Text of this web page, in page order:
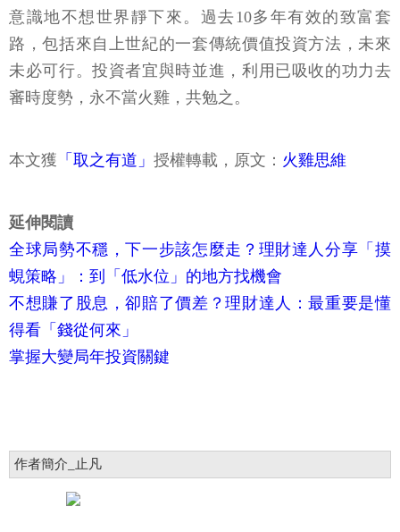
意識地不想世界靜下來。過去10多年有效的致富套
路，包括來自上世紀的一套傳統價值投資方法，未來
未必可行。投資者宜與時並進，利用已吸收的功力去
審時度勢，永不當火雞，共勉之。
本文獲 「取之有道」 授權轉載，原文： 火雞思維
延伸閱讀
全球局勢不穩，下一步該怎麼走？理財達人分享「摸
蜆策略」：到「低水位」的地方找機會
不想賺了股息，卻賠了價差？理財達人：最重要是懂
得看「錢從何來」
掌握大變局年投資關鍵
作者簡介_止凡